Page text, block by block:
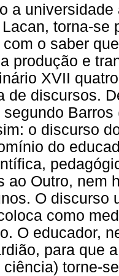
a
torna-se
o saber
produção e
XVII
de discursos.
o discurso
do
ao Outro, nem
O discurso
como
O educador,
para que
torne-